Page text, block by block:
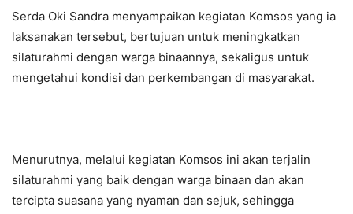
Serda Oki Sandra menyampaikan kegiatan Komsos yang ia
laksanakan tersebut, bertujuan untuk meningkatkan
silaturahmi dengan warga binaannya, sekaligus untuk
mengetahui kondisi dan perkembangan di masyarakat.
Menurutnya, melalui kegiatan Komsos ini akan terjalin
silaturahmi yang baik dengan warga binaan dan akan
tercipta suasana yang nyaman dan sejuk, sehingga